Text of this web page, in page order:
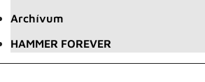
Archívum
HAMMER FOREVER